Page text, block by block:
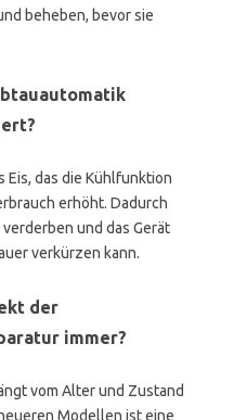
beheben, bevor sie
Eis, das die Kühlfunktion
erhöht. Dadurch
und das Gerät
verkürzen kann.
der
immer?
vom Alter und Zustand
Modellen ist eine